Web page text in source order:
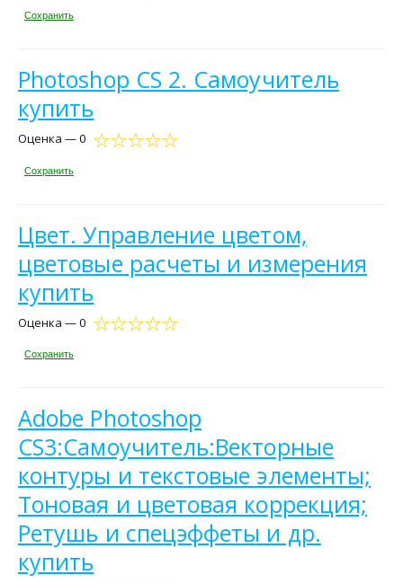
Сохранить
Photoshop CS 2. Самоучитель
купить
Оценка — 0
Сохранить
Цвет. Управление цветом,
цветовые расчеты и измерения
купить
Оценка — 0
Сохранить
Adobe Photoshop
CS3:Самоучитель:Векторные
контуры и текстовые элементы;
Тоновая и цветовая коррекция;
Ретушь и спецэффеты и др.
купить